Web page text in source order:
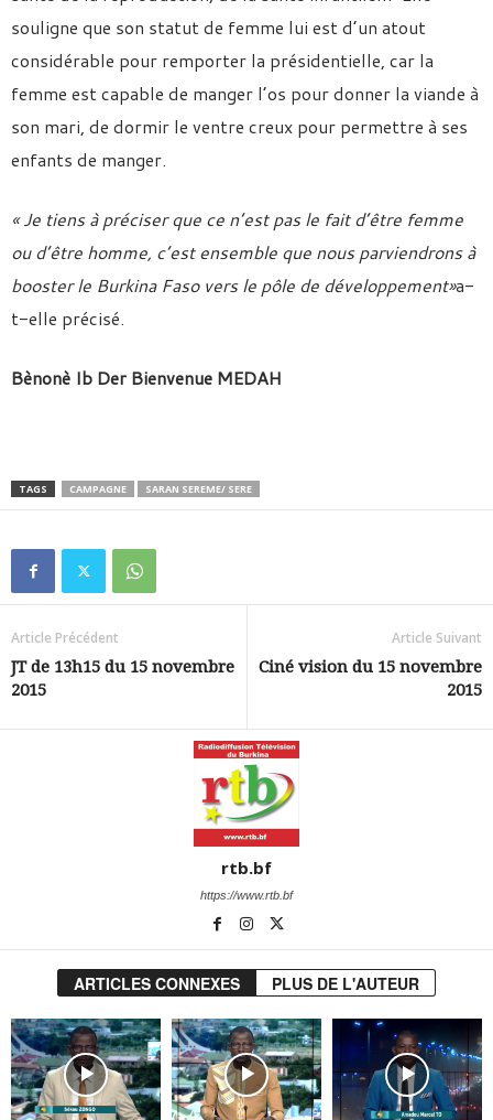
souligne que son statut de femme lui est d’un atout
considérable pour remporter la présidentielle, car la
femme est capable de manger l’os pour donner la viande à
son mari, de dormir le ventre creux pour permettre à ses
enfants de manger.
« Je tiens à préciser que ce n’est pas le fait d’être femme
ou d’être homme, c’est ensemble que nous parviendrons à
booster le Burkina Faso vers le pôle de développement»a-
t-elle précisé.
Bènonè Ib Der Bienvenue MEDAH
TAGS CAMPAGNE SARAN SEREME/ SERE
Article Précédent
JT de 13h15 du 15 novembre
2015
Article Suivant
Ciné vision du 15 novembre
2015
rtb.bf
https://www.rtb.bf
ARTICLES CONNEXES PLUS DE L'AUTEUR